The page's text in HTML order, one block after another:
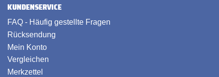
KUNDENSERVICE
FAQ - Häufig gestellte Fragen
Rücksendung
Mein Konto
Vergleichen
Merkzettel